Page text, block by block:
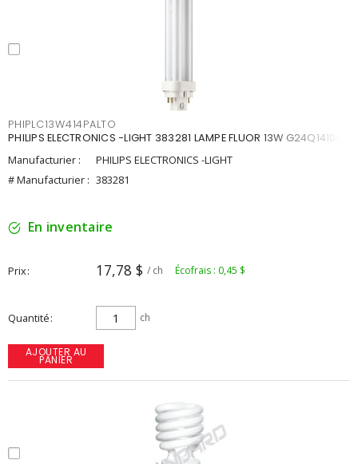
PHIPLC13W414PALTO
PHILIPS ELECTRONICS -LIGHT 383281 LAMPE FLUOR 13W G24Q14100K
Manufacturier :
PHILIPS ELECTRONICS -LIGHT
# Manufacturier : 383281
En inventaire
Prix 17,78 $ / ch Écofrais : 0,45 $
Quantité ch
AJOUTER AU
PANIER